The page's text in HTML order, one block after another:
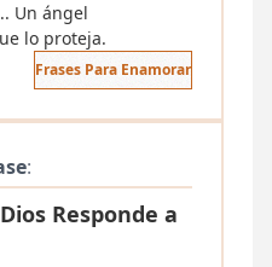
Un ángel
lo proteja.
Frases Para Enamorar
:
Responde a